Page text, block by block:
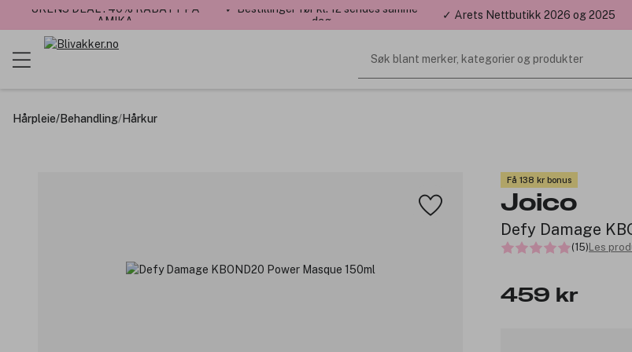
UKENS DEAL : 40% RABATT PÅ
AMIKA
✓ Bestillinger før kl. 12 sendes samme
dag
✓ Årets Nettbutikk 2026 og 2025
Søk blant merker, kategorier og produkter
Hårpleie/Behandling/Hårkur
Få 138 kr bonus
Joico
Defy Damage
(15) Les
459 kr